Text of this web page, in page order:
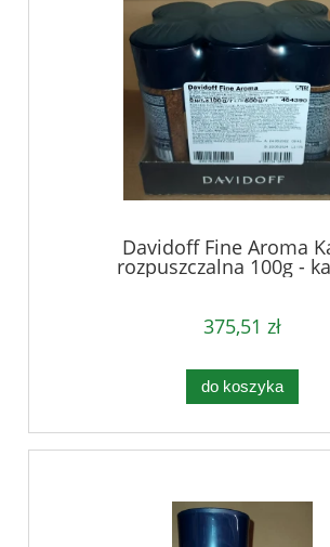
Davidoff Fine Aroma
rozpuszczalna 100g -
375,51 zł
do koszyka